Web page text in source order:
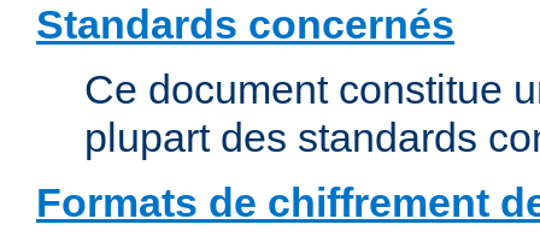
Standards concernés
Ce document constitue
plupart des standards
Formats de chiffrement